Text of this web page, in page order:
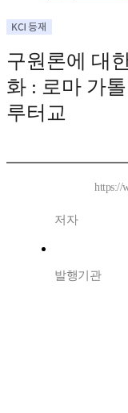
구원론에 대
화 : 로마 가
루터교
https://
저자
발행기관